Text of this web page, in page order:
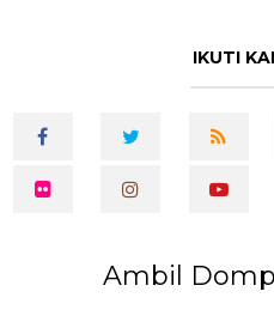
IKUTI
Ambil